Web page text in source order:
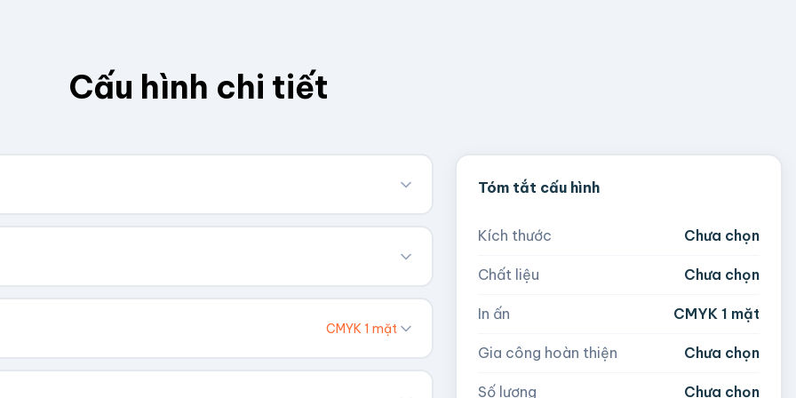
Cấu hình chi tiết
Chúng tôi sẽ tính toán kích thước tổng thể.
Cao (cm)
CMYK 1 mặt
Tóm tắt cấu hình
Kích thước Chưa chọn
Chất liệu Chưa chọn
In ấn CMYK 1 mặt
Gia công hoàn thiện Chưa chọn
Số lượng Chưa chọn